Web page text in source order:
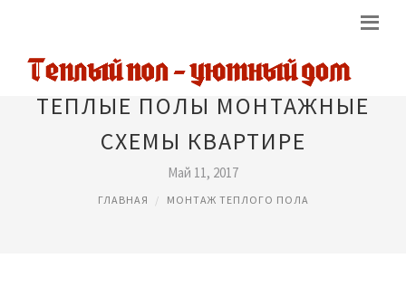
ТЕПЛЫЕ ПОЛЫ МОНТАЖНЫЕ
СХЕМЫ КВАРТИРЕ
Май 11, 2017
ГЛАВНАЯ МОНТАЖ ТЕПЛОГО ПОЛА